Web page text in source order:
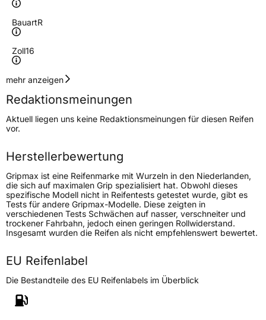
BauartR
Zoll16
Geschwindigkeitsindex
Höchstgeschwindigkeit
190 km/h
Lastindex109
Höchstlast1030 kg
Generelle Merkmale
FahrzeugtypSUV
VerwendungGanzjahresreifen
ModellnameInception AT
Fahrzeugart
PKW & SUV
mehr anzeigen
Redaktionsmeinungen
Aktuell liegen uns keine Redaktionsmeinungen für diesen Reifen
vor.
Herstellerbewertung
Gripmax ist eine Reifenmarke mit Wurzeln in den Niederlanden,
die sich auf maximalen Grip spezialisiert hat. Obwohl dieses
spezifische Modell nicht in Reifentests getestet wurde, gibt es
Tests für andere Gripmax-Modelle. Diese zeigten in
verschiedenen Tests Schwächen auf nasser, verschneiter und
trockener Fahrbahn, jedoch einen geringen Rollwiderstand.
Insgesamt wurden die Reifen als nicht empfehlenswert bewertet.
EU Reifenlabel
Die Bestandteile des EU Reifenlabels im Überblick